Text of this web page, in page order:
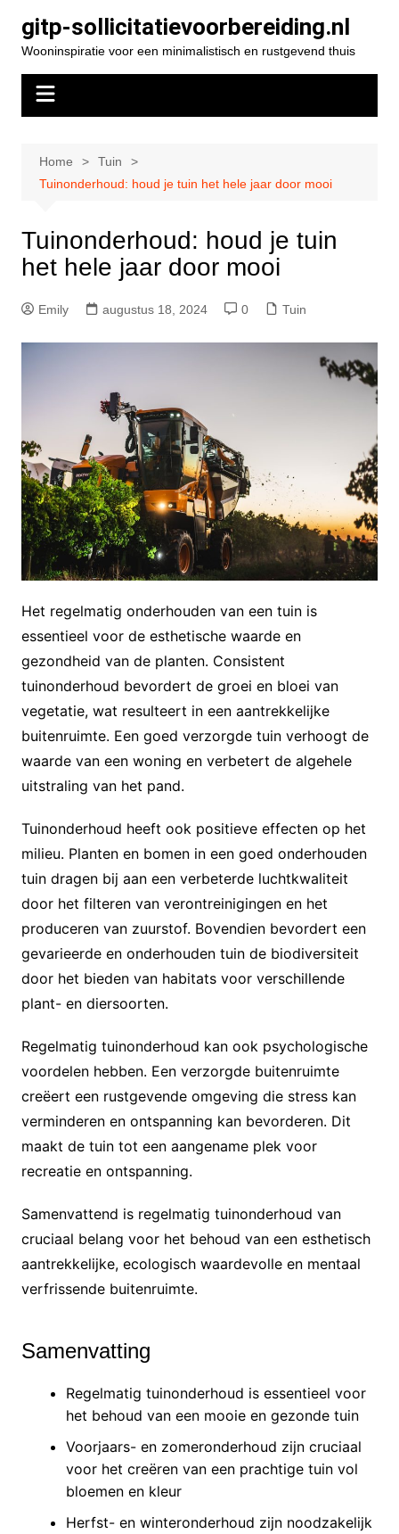
naar
inhoud
gitp-sollicitatievoorbereiding.nl
Wooninspiratie voor een minimalistisch en rustgevend thuis
Home
Tuin
Tuinonderhoud: houd je tuin het hele jaar door mooi
Tuinonderhoud: houd je tuin
het hele jaar door mooi
Emily augustus 18, 2024 0 Tuin
Het regelmatig onderhouden van een tuin is
essentieel voor de esthetische waarde en
gezondheid van de planten. Consistent
tuinonderhoud bevordert de groei en bloei van
vegetatie, wat resulteert in een aantrekkelijke
buitenruimte. Een goed verzorgde tuin verhoogt de
waarde van een woning en verbetert de algehele
uitstraling van het pand.
Tuinonderhoud heeft ook positieve effecten op het
milieu. Planten en bomen in een goed onderhouden
tuin dragen bij aan een verbeterde luchtkwaliteit
door het filteren van verontreinigingen en het
produceren van zuurstof. Bovendien bevordert een
gevarieerde en onderhouden tuin de biodiversiteit
door het bieden van habitats voor verschillende
plant- en diersoorten.
Regelmatig tuinonderhoud kan ook psychologische
voordelen hebben. Een verzorgde buitenruimte
creëert een rustgevende omgeving die stress kan
verminderen en ontspanning kan bevorderen. Dit
maakt de tuin tot een aangename plek voor
recreatie en ontspanning.
Samenvattend is regelmatig tuinonderhoud van
cruciaal belang voor het behoud van een esthetisch
aantrekkelijke, ecologisch waardevolle en mentaal
verfrissende buitenruimte.
Samenvatting
Regelmatig tuinonderhoud is essentieel voor
het behoud van een mooie en gezonde tuin
Voorjaars- en zomeronderhoud zijn cruciaal
voor het creëren van een prachtige tuin vol
bloemen en kleur
Herfst- en winteronderhoud zijn noodzakelijk